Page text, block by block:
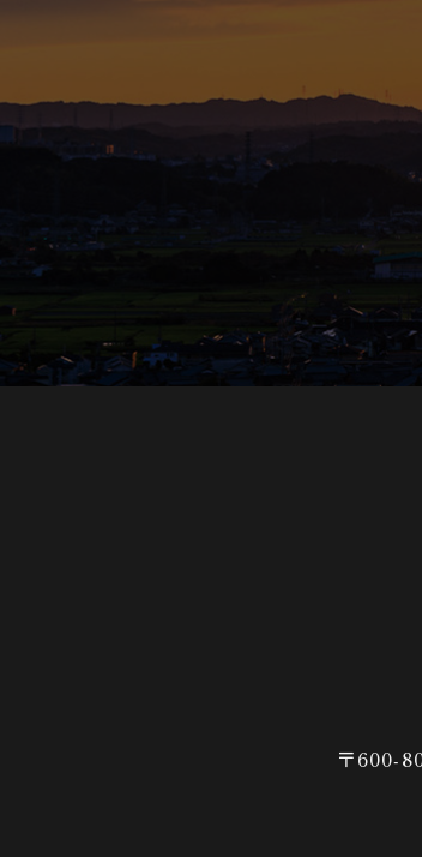
〒600-